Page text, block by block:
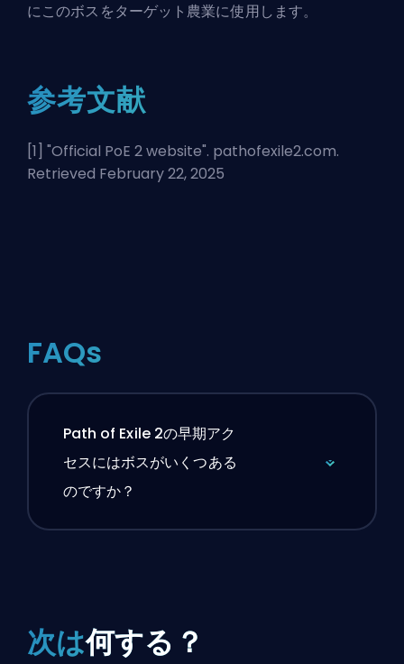
にこのボスをターゲット農業に使用します。
参考文献
[1] "Official PoE 2 website". pathofexile2.com.
Retrieved February 22, 2025
FAQs
Path of Exile 2の早期アク
セスにはボスがいくつある
のですか？
次は何する？